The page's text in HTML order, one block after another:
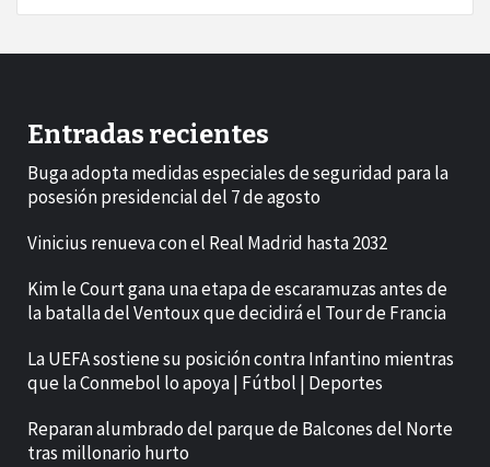
Entradas recientes
Buga adopta medidas especiales de seguridad para la
posesión presidencial del 7 de agosto
Vinicius renueva con el Real Madrid hasta 2032
Kim le Court gana una etapa de escaramuzas antes de
la batalla del Ventoux que decidirá el Tour de Francia
La UEFA sostiene su posición contra Infantino mientras
que la Conmebol lo apoya | Fútbol | Deportes
Reparan alumbrado del parque de Balcones del Norte
tras millonario hurto